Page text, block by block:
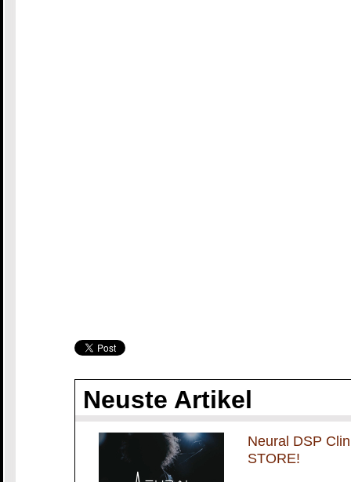
Neuste Artikel
Neural DSP
STORE!